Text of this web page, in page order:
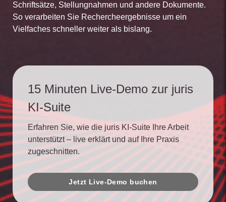
Schriftsätze, Stellungnahmen und andere Dokumente.
So verarbeiten Sie Rechercheergebnisse um ein
Vielfaches schneller weiter als bislang.
15 Minuten Live-Demo zur juris
KI-Suite
Erfahren Sie, wie die juris KI-Suite Ihre Arbeit
unterstützt – live erklärt und auf Ihre Praxis
zugeschnitten.
Jetzt Live-Demo buchen